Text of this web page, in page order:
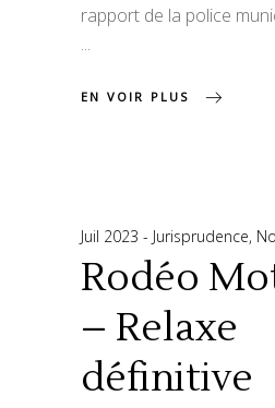
rapport de la police
EN VOIR PLUS
Juil 2023 Jurisprudence,
Rodéo
– Relaxe
définitive